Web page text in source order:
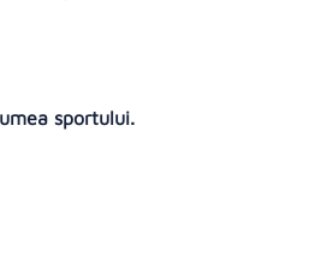
sportului.